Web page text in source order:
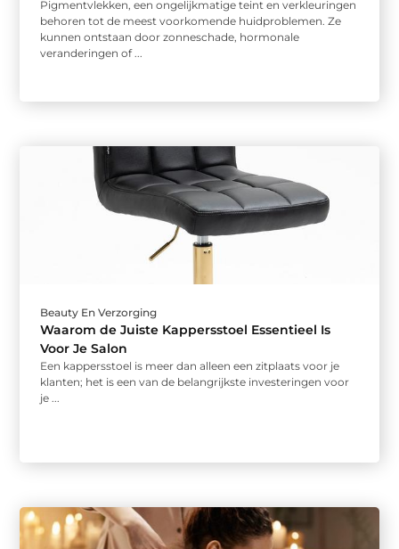
Pigmentvlekken, een ongelijkmatige teint en verkleuringen
behoren tot de meest voorkomende huidproblemen. Ze
kunnen ontstaan door zonneschade, hormonale
veranderingen of ...
Beauty En Verzorging
Waarom de Juiste Kappersstoel Essentieel Is
Voor Je Salon
Een kappersstoel is meer dan alleen een zitplaats voor je
klanten; het is een van de belangrijkste investeringen voor
je ...